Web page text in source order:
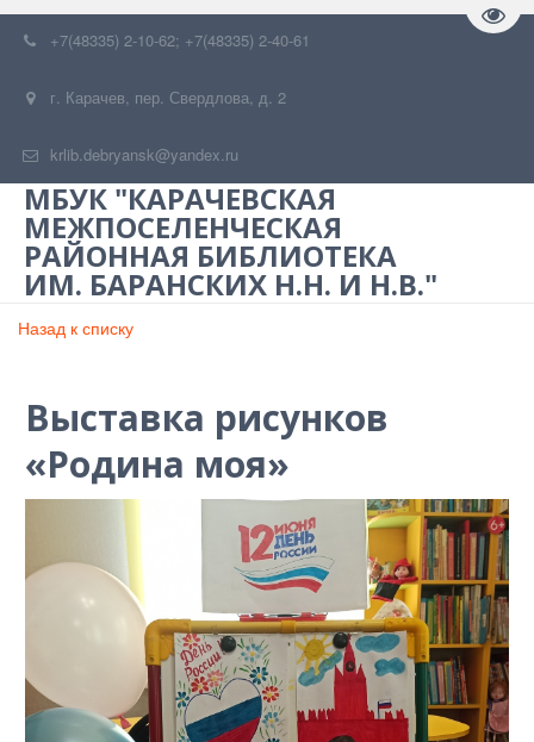
+7(48335) 2-10-62; +7(48335) 2-40-61
г. Карачев, пер. Свердлова, д. 2
krlib.debryansk@yandex.ru
МБУК "КАРАЧЕВСКАЯ
МЕЖПОСЕЛЕНЧЕСКАЯ
РАЙОННАЯ БИБЛИОТЕКА
ИМ. БАРАНСКИХ Н.Н. И Н.В."
Назад к списку
Выставка рисунков
«Родина моя»